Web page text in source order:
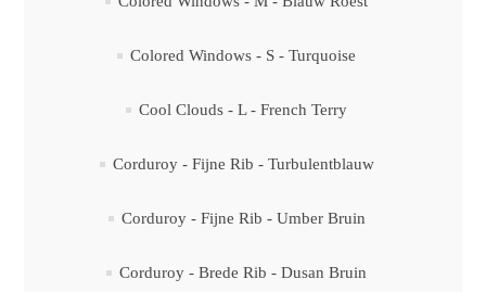
Colored Windows - S - Turquoise
Cool Clouds - L - French Terry
Corduroy - Fijne Rib - Turbulentblauw
Corduroy - Fijne Rib - Umber Bruin
Corduroy - Brede Rib - Dusan Bruin